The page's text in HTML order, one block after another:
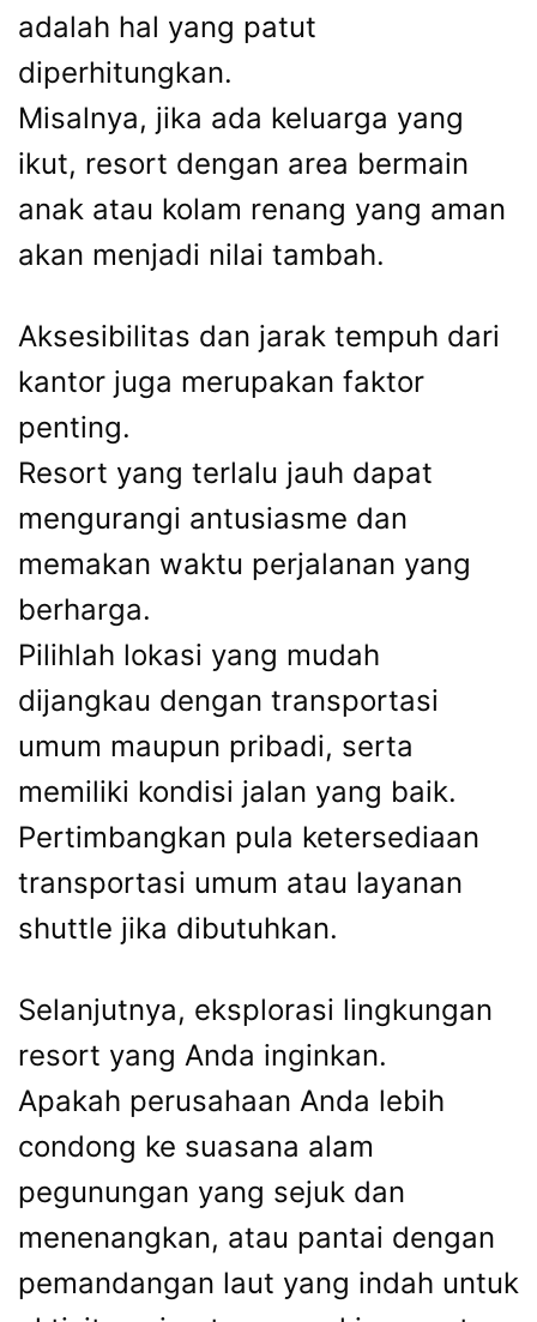
adalah hal yang patut
diperhitungkan.
Misalnya, jika ada keluarga yang
ikut, resort dengan area bermain
anak atau kolam renang yang aman
akan menjadi nilai tambah.
Aksesibilitas dan jarak tempuh dari
kantor juga merupakan faktor
penting.
Resort yang terlalu jauh dapat
mengurangi antusiasme dan
memakan waktu perjalanan yang
berharga.
Pilihlah lokasi yang mudah
dijangkau dengan transportasi
umum maupun pribadi, serta
memiliki kondisi jalan yang baik.
Pertimbangkan pula ketersediaan
transportasi umum atau layanan
shuttle jika dibutuhkan.
Selanjutnya, eksplorasi lingkungan
resort yang Anda inginkan.
Apakah perusahaan Anda lebih
condong ke suasana alam
pegunungan yang sejuk dan
menenangkan, atau pantai dengan
pemandangan laut yang indah untuk